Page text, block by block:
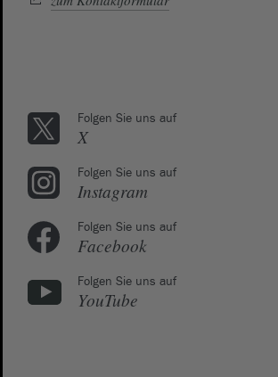
Folgen Sie uns auf
X
Folgen Sie uns auf
Instagram
Folgen Sie uns auf
Facebook
Folgen Sie uns auf
YouTube